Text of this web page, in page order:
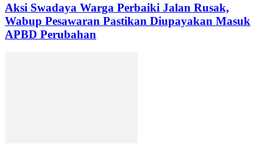
Aksi Swadaya Warga Perbaiki Jalan Rusak,
Wabup Pesawaran Pastikan Diupayakan Masuk
APBD Perubahan